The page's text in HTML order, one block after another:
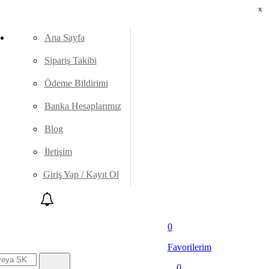
x
Ana Sayfa
Sipariş Takibi
Ödeme Bildirimi
Banka Hesaplarımız
Blog
İletişim
Giriş Yap / Kayıt Ol
0
Favorilerim